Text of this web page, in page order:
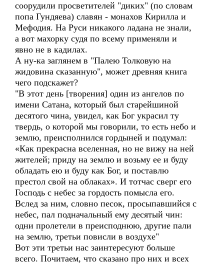
соорудили просветителей "диких" (по словам
попа Гундяева) славян - монахов Кирилла и
Мефодия. На Руси никакого ладана не знали,
а вот махорку судя по всему применяли и
явно не в кадилах.
А ну-ка заглянем в "Палею Толковую на
жидовина сказанную", может древняя книга
чего подскажет?
"В этот день [творения] один из ангелов по
имени Сатана, который был старейшиной
десятого чина, увидел, как Бог украсил ту
твердь, о которой мы говорили, то есть небо и
землю, преисполнился гордыней и подумал:
«Как прекрасна вселенная, но не вижу на ней
жителей; приду на землю и возьму ее и буду
обладать ею и буду как Бог, и поставлю
престол свой на облаках». И тотчас сверг его
Господь с небес за гордость помысла его.
Вслед за ним, словно песок, просыпавшийся с
небес, пал подначальный ему десятый чин:
одни пролетели в преисподнюю, другие пали
на землю, третьи повисли в воздухе"
Вот эти третьи нас заинтересуют больше
всего. Почитаем, что сказано про них и всех